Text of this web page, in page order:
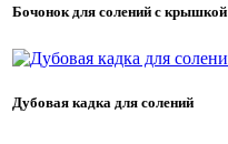
Бочонок для солений с крышкой
Дубовая кадка для солений